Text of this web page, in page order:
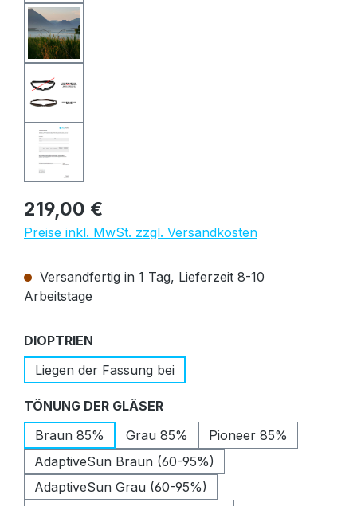
Regulärer Preis:
219,00 €
Preise inkl. MwSt. zzgl. Versandkosten
Versandfertig in 1 Tag, Lieferzeit 8-10
Arbeitstage
DIOPTRIEN
Liegen der Fassung bei
TÖNUNG DER GLÄSERauswählen
Braun 85%
Grau 85%
Pioneer 85%
AdaptiveSun Braun (60-95%)
AdaptiveSun Grau (60-95%)